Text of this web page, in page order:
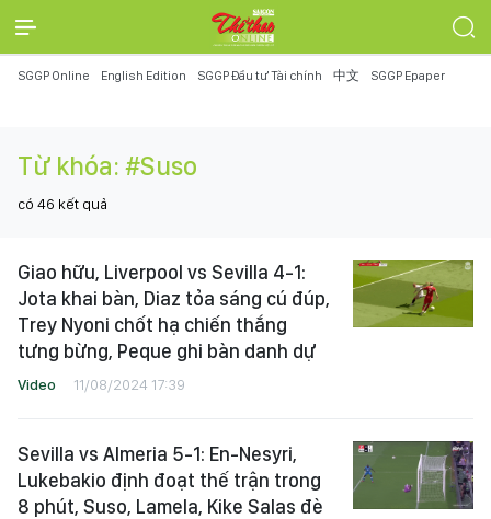
SGGP Online English Edition SGGP Đầu tư Tài chính 中文 SGGP Epaper
Từ khóa: #Suso
có 46 kết quả
Giao hữu, Liverpool vs Sevilla 4-1:
Jota khai bàn, Diaz tỏa sáng cú đúp,
Trey Nyoni chốt hạ chiến thắng
tưng bừng, Peque ghi bàn danh dự
Video 11/08/2024 17:39
Sevilla vs Almeria 5-1: En-Nesyri,
Lukebakio định đoạt thế trận trong
8 phút, Suso, Lamela, Kike Salas đè